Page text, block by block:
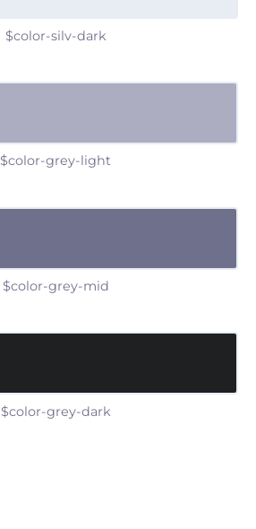
$color-silv-dark
$color-grey-light
$color-grey-mid
$color-grey-dark